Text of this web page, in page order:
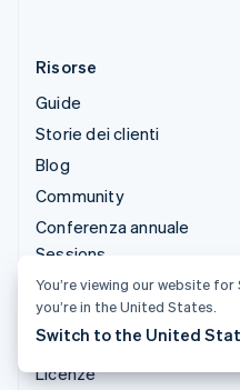
Risorse
Guide
Storie dei clienti
Blog
Community
Conferenza annuale
Sessions
Privacy e termini
Attività vietate e
soggette a limitazioni
Licenze
You’re viewing our website
you’re in the United States.
Switch to the United